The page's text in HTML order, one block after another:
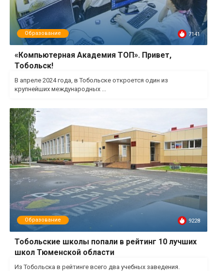
Образование 7141
«Компьютерная Академия ТОП». Привет,
Тобольск!
В апреле 2024 года, в Тобольске откроется один из
крупнейших международных ...
Образование 9228
Тобольские школы попали в рейтинг 10 лучших
школ Тюменской области
Из Тобольска в рейтинге всего два учебных заведения.